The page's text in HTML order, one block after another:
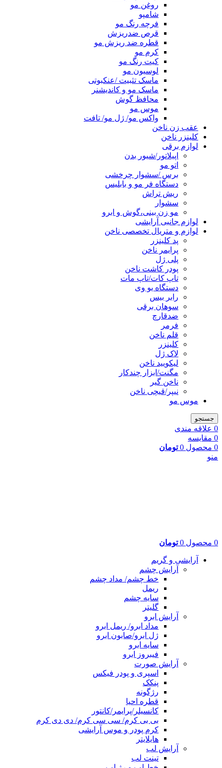
روغن مو
شامپو
فرچه رنگ مو
قرص ضدریزش
قطره ضد ریزش مو
کرم مو
کیت رنگ مو
لوسیون مو
ماسک تثبیت /عنکبوتی
ماسک مو و کاندیشنر
محافظ گوش
موس مو
واکس مو/ ژل مو/ تافت
عقب زن ناخن
کلینزر ناخن
لوازم برقی
اپیلاتور/شیور بدن
اتو مو
برس /سشوار چرخشی
دستگاه فر مو و بابلیس
ریش تراش
سشوار
مو زن بینی،گوش و ابرو
لوازم جانبی آرایشی
لوازم و متریال تخصصی ناخن
پد کلینزر
پرایمر ناخن
پلی ژل
پودر کاشت ناخن
تاپ کات/تاپ مات
دستگاه یو وی
رابر بیس
سوهان برقی
ضدقارچ
فرمر
قلم ناخن
کلینزر
لاک ژل
لیکوييد ناخن
مگنت/ابزار چندکار
ناخن گیر
نیپر/قیچی ناخن
موس مو
جستجو
0 علاقه مندی
0 مقایسه
0 محصول 0 تومان
منو
0 محصول 0 تومان
آرایشی و گریم
آرایش چشم
خط چشم/ مداد چشم
ریمل
سایه چشم
گلیتر
آرایش ابرو
مداد ابرو/ ریمل ابرو
ژل ابرو/صابون ابرو
سایه ابرو
فیبروز ابرو
آرایش صورت
اسپری و پودر فیکس
پنکک
رژگونه
قطره احیا
کانسیلر/پرایمر/کانتور
بی بی کرم/ سی سی کرم/ دی دی کرم
کرم پودر و موس آرایشی
هایلایتر
آرایش لب
تینت لب